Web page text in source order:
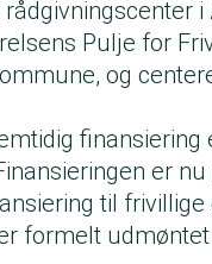
Pulje for
og
er
til frivillige
formelt udmøntet